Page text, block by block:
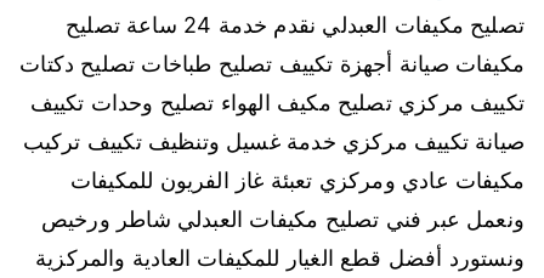
تصليح مكيفات العبدلي نقدم خدمة 24 ساعة تصليح
مكيفات صيانة أجهزة تكييف تصليح طباخات تصليح دكتات
تكييف مركزي تصليح مكيف الهواء تصليح وحدات تكييف
صيانة تكييف مركزي خدمة غسيل وتنظيف تكييف تركيب
مكيفات عادي ومركزي تعبئة غاز الفريون للمكيفات
ونعمل عبر فني تصليح مكيفات العبدلي شاطر ورخيص
ونستورد أفضل قطع الغيار للمكيفات العادية والمركزية